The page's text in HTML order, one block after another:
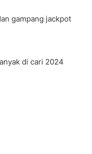
gampang jackpot
di cari 2024